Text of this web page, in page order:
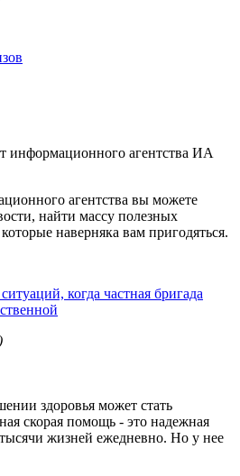
информационного агентства ИА
агентства вы можете
найти массу полезных
наверняка вам пригодяться.
когда частная бригада
)
здоровья может стать
скорая помощь - это надежная
тысячи жизней ежедневно. Но у нее